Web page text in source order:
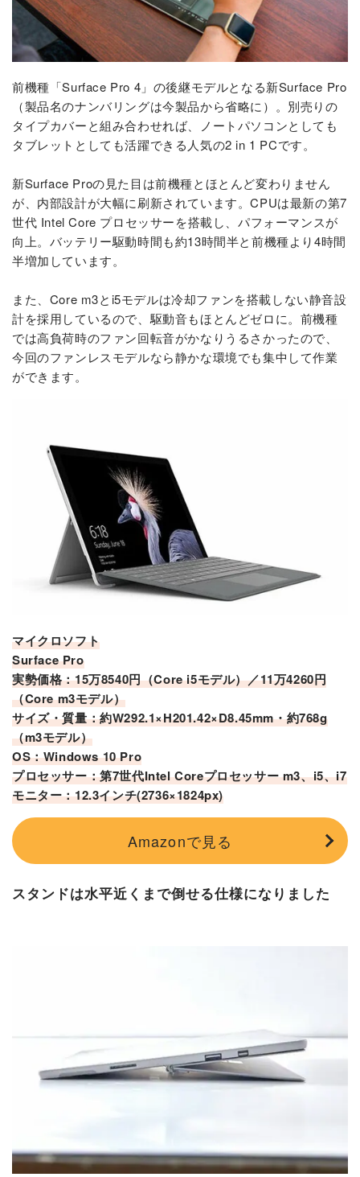
前機種「Surface Pro 4」の後継モデルとなる新Surface Pro
（製品名のナンバリングは今製品から省略に）。別売りの
タイプカバーと組み合わせれば、ノートパソコンとしても
タブレットとしても活躍できる人気の2 in 1 PCです。
新Surface Proの見た目は前機種とほとんど変わりません
が、内部設計が大幅に刷新されています。CPUは最新の第7
世代 Intel Core プロセッサーを搭載し、パフォーマンスが
向上。バッテリー駆動時間も約13時間半と前機種より4時間
半増加しています。
また、Core m3とi5モデルは冷却ファンを搭載しない静音設
計を採用しているので、駆動音もほとんどゼロに。前機種
では高負荷時のファン回転音がかなりうるさかったので、
今回のファンレスモデルなら静かな環境でも集中して作業
ができます。
マイクロソフト
Surface Pro
実勢価格：15万8540円（Core i5モデル）／11万4260円
（Core m3モデル）
サイズ・質量：約W292.1×H201.42×D8.45mm・約768g
（m3モデル）
OS：Windows 10 Pro
プロセッサー：第7世代Intel Coreプロセッサー m3、i5、i7
モニター：12.3インチ(2736×1824px)
Amazonで見る
スタンドは水平近くまで倒せる仕様になりました